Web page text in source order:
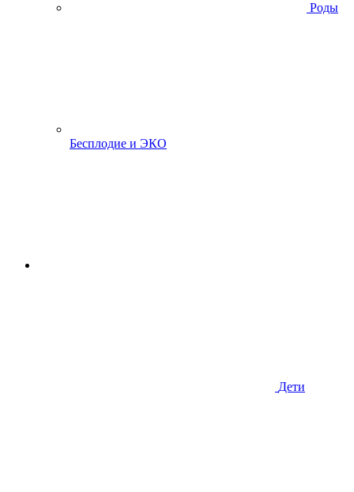
Роды
Бесплодие и ЭКО
Дети